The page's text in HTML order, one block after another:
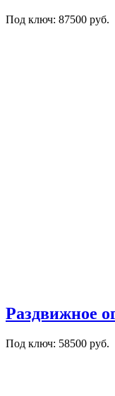
Под ключ: 87500 руб.
Раздвижное
Под ключ: 58500 руб.